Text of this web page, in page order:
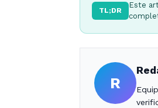
TL;DR
Este
R